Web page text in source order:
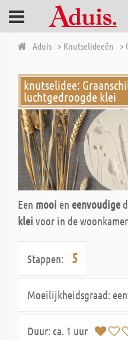
Aduis > Knutselideeën >
knutselidee:
luchtgedroogde klei
Een mooi en eenvoudige
klei voor in de
Stappen: 5
Moeilijkheidsgraad:
Duur: ca. 1 uur